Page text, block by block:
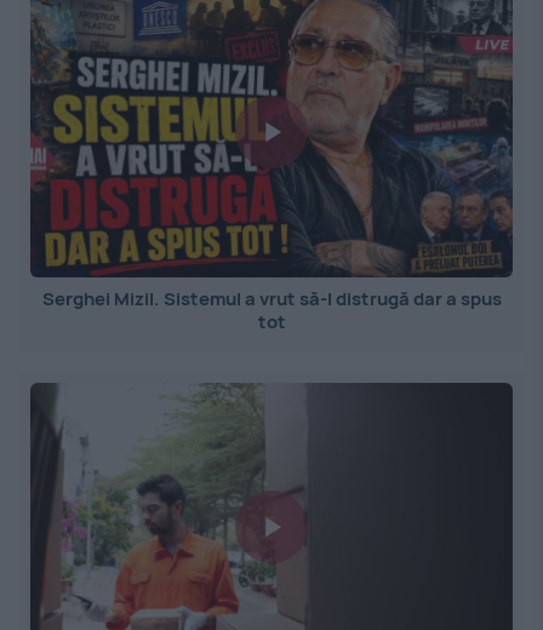
Serghei Mizil. Sistemul a vrut să-l distrugă dar a spus
tot